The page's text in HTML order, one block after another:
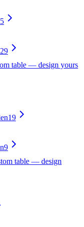
5
29
table — design yours
19
9
table — design